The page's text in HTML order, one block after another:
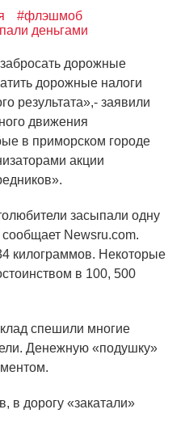
#флэшмоб
деньгами
дорожные
дорожные налоги
результата»,- заявили
движения
в приморском городе
акции
засыпали одну
Newsru.com.
килограммов. Некоторые
в 100, 500
спешили многие
Денежную «подушку»
в дорогу «закатали»